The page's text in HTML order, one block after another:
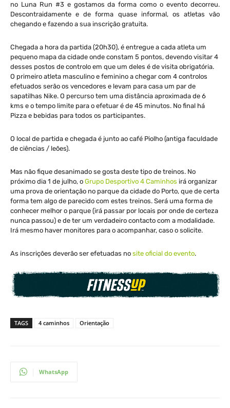
no Luna Run #3 e gostamos da forma como o evento decorreu.
Descontraidamente e de forma quase informal, os atletas vão
chegando e fazendo a sua inscrição gratuita.
Chegada a hora da partida (20h30), é entregue a cada atleta um
pequeno mapa da cidade onde constam 5 pontos, devendo visitar 4
desses postos de controlo em que um deles é de visita obrigatória.
O primeiro atleta masculino e feminino a chegar com 4 controlos
efetuados serão os vencedores e levam para casa um par de
sapatilhas Nike. O percurso tem uma distância aproximada de 6
kms e o tempo limite para o efetuar é de 45 minutos. No final há
Pizza e bebidas para todos os participantes.
O local de partida e chegada é junto ao café Piolho (antiga faculdade
de ciências / leões).
Mas não fique desanimado se gosta deste tipo de treinos. No
próximo dia 1 de julho, o Grupo Desportivo 4 Caminhos irá organizar
uma prova de orientação no parque da cidade do Porto, que de certa
forma tem algo de parecido com estes treinos. Será uma forma de
conhecer melhor o parque (irá passar por locais por onde de certeza
nunca passou) e de ter um verdadeiro contacto com a modalidade.
Irá mesmo haver monitores para o acompanhar, caso o solicite.
As inscrições deverão ser efetuadas no site oficial do evento.
TAGS 4 caminhos Orientação
WhatsApp